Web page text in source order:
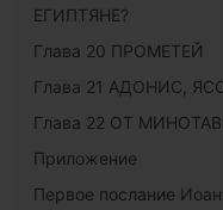
ЕГИПТЯНЕ?
Глава 20 ПРОМЕТЕЙ
Глава 21 АДОНИС,
Глава 22 ОТ
Приложение
Первое послание